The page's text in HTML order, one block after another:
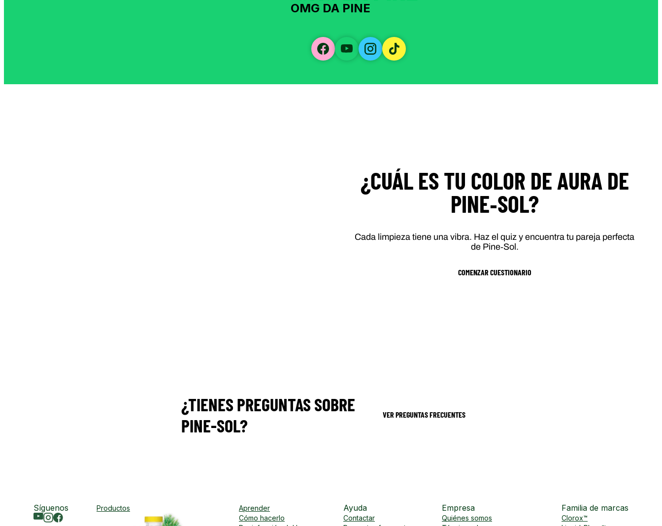
OMG DA PINE
¿CUÁL ES TU COLOR DE AURA DE
PINE‑SOL?
Cada limpieza tiene una vibra. Haz el quiz y encuentra tu pareja perfecta
de Pine‑Sol.
COMENZAR CUESTIONARIO
¿TIENES PREGUNTAS SOBRE
PINE-SOL?
VER PREGUNTAS FRECUENTES
Síguenos Productos
Aprender
Cómo hacerlo
Ayuda
Contactar
Empresa
Quiénes somos
Familia de marcas
Clorox™